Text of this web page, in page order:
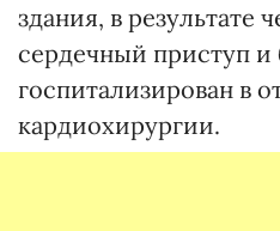
здания, в результате
сердечный приступ и
госпитализирован в
кардиохирургии.